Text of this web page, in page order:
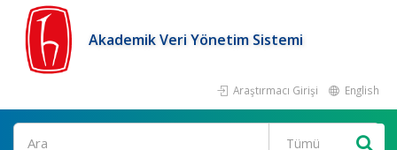
Akademik Veri Yönetim Sistemi
Araştırmacı Girişi English
Ara